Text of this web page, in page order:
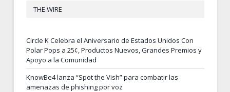
THE WIRE
Circle K Celebra el Aniversario de Estados Unidos Con
Polar Pops a 25¢, Productos Nuevos, Grandes Premios y
Apoyo a la Comunidad
KnowBe4 lanza “Spot the Vish” para combatir las
amenazas de phishing por voz